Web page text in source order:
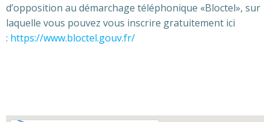
d’opposition au démarchage téléphonique «Bloctel», sur
laquelle vous pouvez vous inscrire gratuitement ici
: https://www.bloctel.gouv.fr/